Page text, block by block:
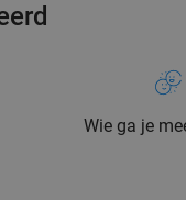
Wie ga je